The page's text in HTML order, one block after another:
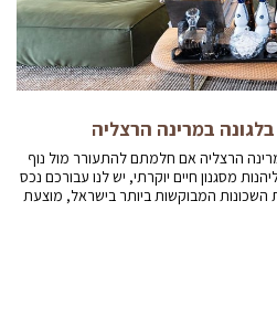
במרינה הרצליה
הרצליה אם חלמתם להתעורר מול נוף
מסגנון חיים יוקרתי, יש לנו עבורכם נכס
המבוקשות ביותר בישראל, מוצעת